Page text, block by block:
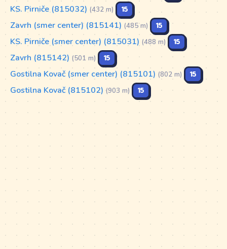
KS. Pirniče (815032) (432 m) 15
Zavrh (smer center) (815141) (485 m) 15
KS. Pirniče (smer center) (815031) (488 m) 15
Zavrh (815142) (501 m) 15
Gostilna Kovač (smer center) (815101) (802 m) 15
Gostilna Kovač (815102) (903 m) 15